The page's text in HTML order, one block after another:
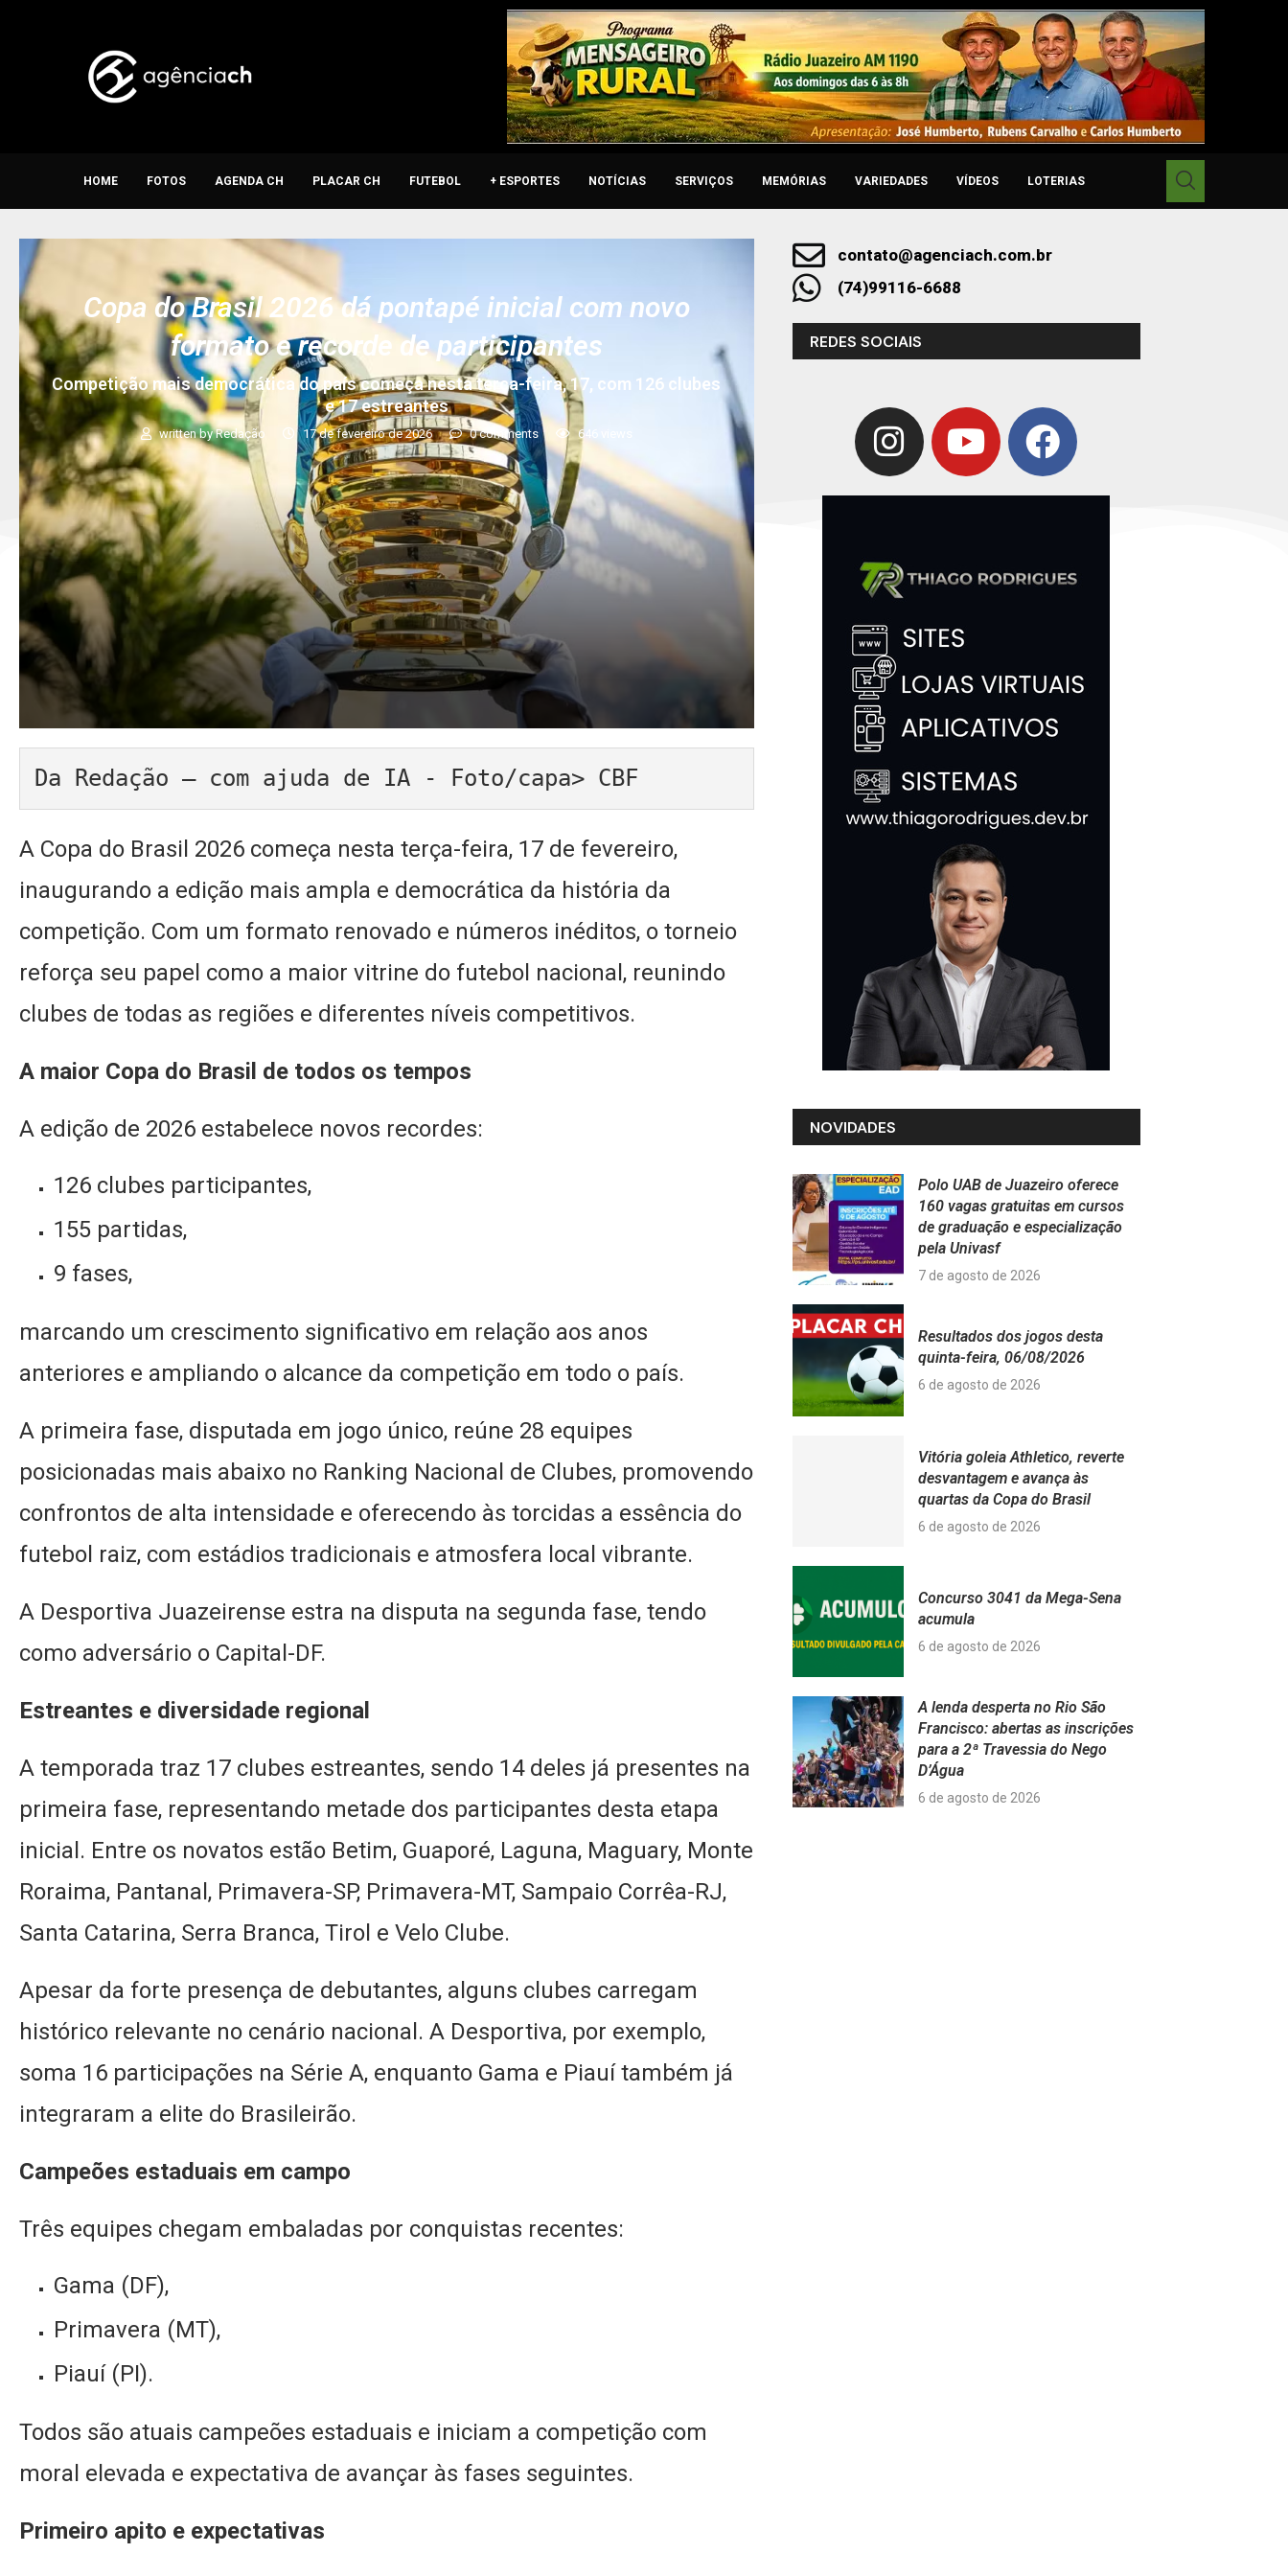
HOME FOTOS AGENDA CH PLACAR CH FUTEBOL + ESPORTES NOTÍCIAS SERVIÇOS MEMÓRIAS VARIEDADES VÍDEOS LOTERIAS
Copa do Brasil 2026 dá pontapé inicial com novo
formato e recorde de participantes
Competição mais democrática do país começa nesta terça-feira, 17, com 126 clubes
e 17 estreantes
written byRedação 17 de fevereiro de 2026 0 comments 646
Da Redação – com ajuda de IA - Foto/capa> CBF
A Copa do Brasil 2026 começa nesta terça-feira, 17 de fevereiro,
inaugurando a edição mais ampla e democrática da história da
competição. Com um formato renovado e números inéditos, o torneio
reforça seu papel como a maior vitrine do futebol nacional, reunindo
clubes de todas as regiões e diferentes níveis competitivos.
A maior Copa do Brasil de todos os tempos
A edição de 2026 estabelece novos recordes:
126 clubes participantes,
155 partidas,
9 fases,
marcando um crescimento significativo em relação aos anos
anteriores e ampliando o alcance da competição em todo o país.
A primeira fase, disputada em jogo único, reúne 28 equipes
posicionadas mais abaixo no Ranking Nacional de Clubes, promovendo
confrontos de alta intensidade e oferecendo às torcidas a essência do
futebol raiz, com estádios tradicionais e atmosfera local vibrante.
A Desportiva Juazeirense estra na disputa na segunda fase, tendo
como adversário o Capital-DF.
Estreantes e diversidade regional
A temporada traz 17 clubes estreantes, sendo 14 deles já presentes na
primeira fase, representando metade dos participantes desta etapa
inicial. Entre os novatos estão Betim, Guaporé, Laguna, Maguary, Monte
Roraima, Pantanal, Primavera-SP, Primavera-MT, Sampaio Corrêa-RJ,
Santa Catarina, Serra Branca, Tirol e Velo Clube.
Apesar da forte presença de debutantes, alguns clubes carregam
histórico relevante no cenário nacional. A Desportiva, por exemplo,
soma 16 participações na Série A, enquanto Gama e Piauí também já
integraram a elite do Brasileirão.
Campeões estaduais em campo
Três equipes chegam embaladas por conquistas recentes:
Gama (DF),
Primavera (MT),
Piauí (PI).
Todos são atuais campeões estaduais e iniciam a competição com
moral elevada e expectativa de avançar às fases seguintes.
Primeiro apito e expectativas
contato@agenciach.com.br
(74)99116-6688
REDES SOCIAIS
NOVIDADES
Polo UAB de Juazeiro oferece
160 vagas gratuitas em cursos
de graduação e especialização
pela Univasf
7 de agosto de 2026
Resultados dos jogos desta
quinta-feira, 06/08/2026
6 de agosto de 2026
Vitória goleia Athletico, reverte
desvantagem e avança às
quartas da Copa do Brasil
6 de agosto de 2026
Concurso 3041 da Mega-Sena
acumula
6 de agosto de 2026
A lenda desperta no Rio São
Francisco: abertas as inscrições
para a 2ª Travessia do Nego
D’Água
6 de agosto de 2026